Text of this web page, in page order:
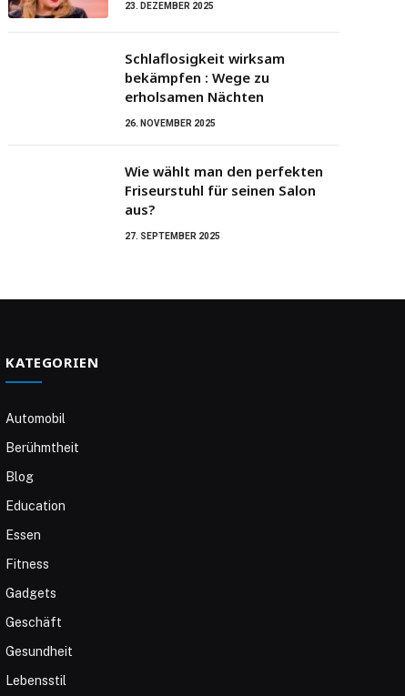
23. DEZEMBER 2025
Schlaflosigkeit wirksam
bekämpfen : Wege zu
erholsamen Nächten
26. NOVEMBER 2025
Wie wählt man den perfekten
Friseurstuhl für seinen Salon
aus?
27. SEPTEMBER 2025
KATEGORIEN
Automobil
Berühmtheit
Blog
Education
Essen
Fitness
Gadgets
Geschäft
Gesundheit
Lebensstil